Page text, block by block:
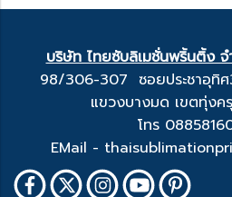
บริษัท ไทยซับลิเมชั่นพริ้นติ้ง
98/306-307 ซอยประชาอุทิศ
แขวงบางมด เขตทุ่ง
โทร
EMail -